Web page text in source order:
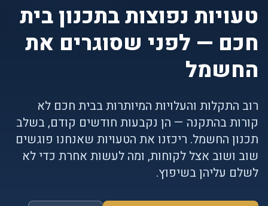
טעויות נפוצות בתכנון בית
חכם — לפני שסוגרים את
החשמל
רוב התקלות והעלויות המיותרות בבית חכם לא
קורות בהתקנה — הן נקבעות חודשים קודם, בשלב
תכנון החשמל. ריכזנו את הטעויות שאנחנו פוגשים
שוב ושוב אצל לקוחות, ומה לעשות אחרת כדי לא
לשלם עליהן בשיפוץ.